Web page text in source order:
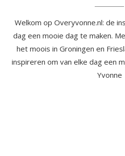
Welkom op Overyvonne.nl: de
dag een mooie dag te maken.
het moois in Groningen en
inspireren om van elke dag een
Yvonne